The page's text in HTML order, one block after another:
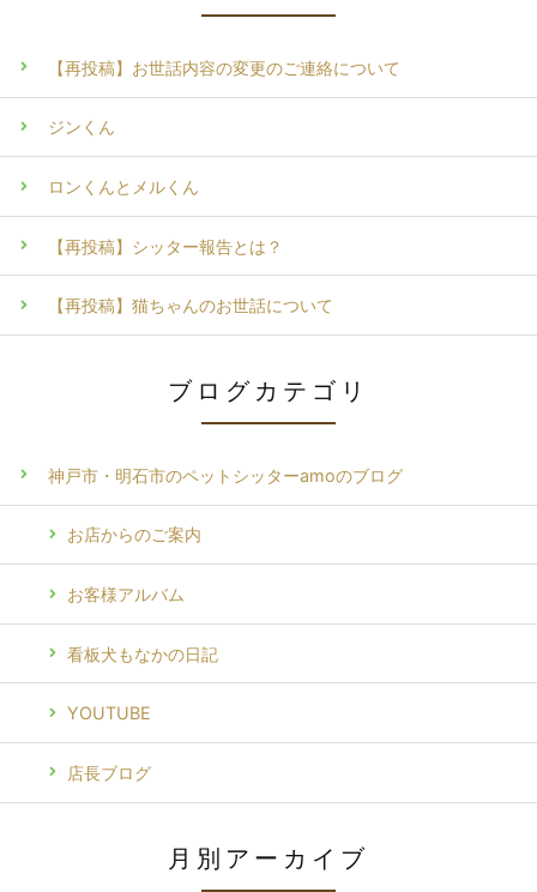
【再投稿】お世話内容の変更のご連絡について
ジンくん
ロンくんとメルくん
【再投稿】シッター報告とは？
【再投稿】猫ちゃんのお世話について
ブログカテゴリ
神戸市・明石市のペットシッターamoのブログ
お店からのご案内
お客様アルバム
看板犬もなかの日記
YOUTUBE
店長ブログ
月別アーカイブ